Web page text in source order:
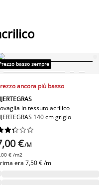
basso sempre
ancora più basso
in tessuto acrilico
140 cm grigio





€/M
€ /m2
era 7,50 € /m